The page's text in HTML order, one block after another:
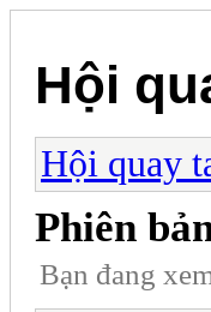
Hội
Hội quay
Phiên
Bạn đang